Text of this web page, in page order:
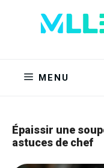
MENU
Épaissir une
astuces de chef